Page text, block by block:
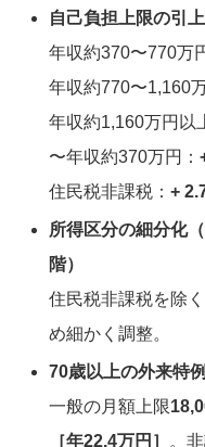
自己負担上限の引
年収約370〜770万
年収約770〜1,160
年収約1,160万円以
〜年収約370万円：
住民税非課税：+
所得区分の細分化
階）
住民税非課税を除
め細かく調整。
70歳以上の外来特
一般の月額上限
［年22.4万円］
。